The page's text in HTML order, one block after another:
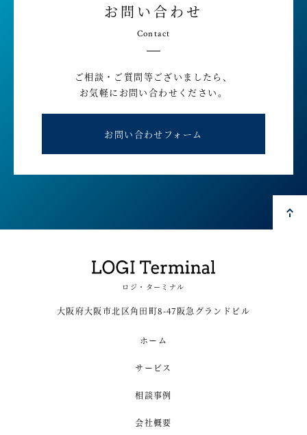
お問い合わせ
Contact
ご相談・ご質問等ございましたら、
お気軽にお問い合わせください。
お問い合わせフォーム
ロジ・ターミナル
大阪府大阪市北区角田町8-47阪急グランドビル
ホーム
サービス
相談事例
会社概要